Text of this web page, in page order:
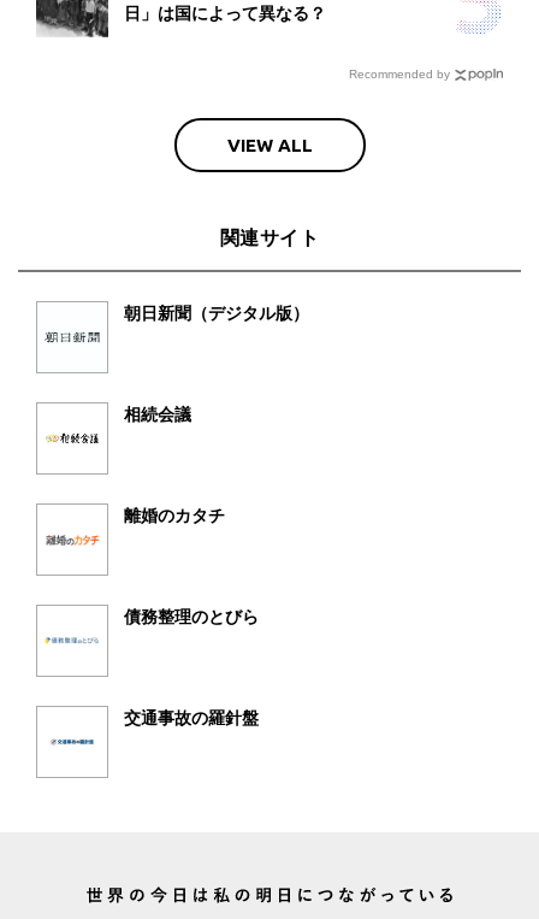
日」は国によって異なる？
Recommended by
VIEW ALL
関連サイト
朝日新聞（デジタル版）
相続会議
離婚のカタチ
債務整理のとびら
交通事故の羅針盤